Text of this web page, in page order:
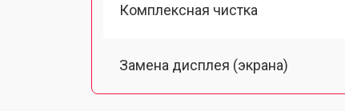
Комплексная чистка
Замена дисплея (экрана)